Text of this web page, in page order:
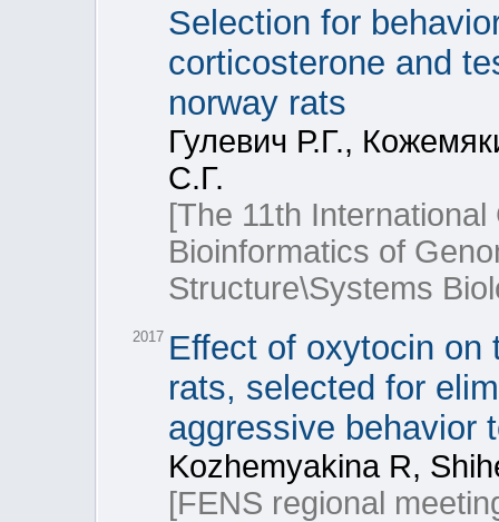
Selection for
corticosterone and
norway rats
Гулевич Р.Г.,
С.Г.
[The 11th
Bioinformatics of
Structure\Systems
2017 Effect of oxytocin on
rats, selected for
aggressive behavior
Kozhemyakina R,
[FENS regional